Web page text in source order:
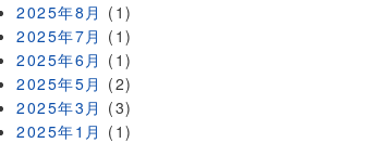
2025年8月 (1)
2025年7月 (1)
2025年6月 (1)
2025年5月 (2)
2025年3月 (3)
2025年1月 (1)